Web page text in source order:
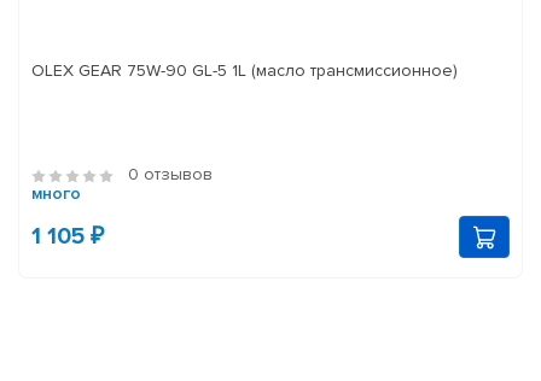
OLEX GEAR 75W-90 GL-5 1L (масло трансмиссионное)
0 отзывов
много
1 105 ₽